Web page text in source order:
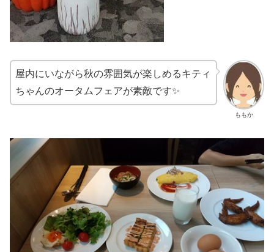
ももか
屋内にいながら秋の雰囲気が楽しめるキティ
ちゃんのオータムフェアが素敵です✨